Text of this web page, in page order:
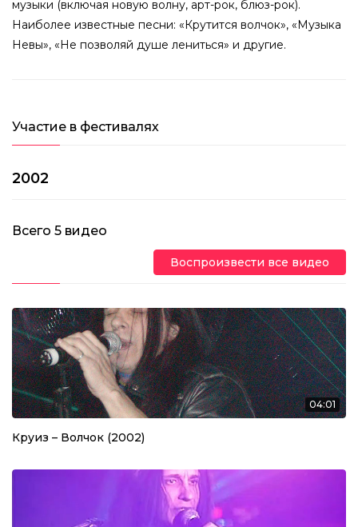
музыки (включая новую волну, арт-рок, блюз-рок).
Наиболее известные песни: «Крутится волчок», «Музыка
Невы», «Не позволяй душе лениться» и другие.
Участие в фестивалях
2002
Всего 5 видео
Воспроизвести все видео
04:01
Круиз – Волчок (2002)